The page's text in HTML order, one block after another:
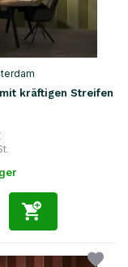
kräftigen Streifen